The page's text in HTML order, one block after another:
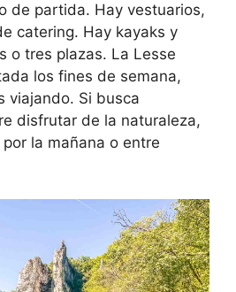
de partida. Hay vestuarios,
catering. Hay kayaks y
o tres plazas. La Lesse
los fines de semana,
viajando. Si busca
disfrutar de la naturaleza,
la mañana o entre